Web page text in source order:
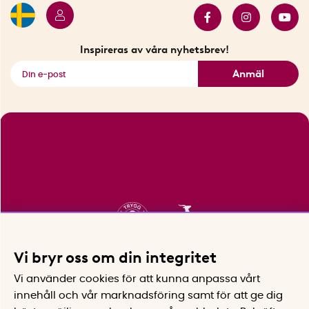
Inspireras av våra nyhetsbrev!
Anmäl
Vi bryr oss om din integritet
Vi använder cookies för att kunna anpassa vårt
innehåll och vår marknadsföring samt för att ge dig